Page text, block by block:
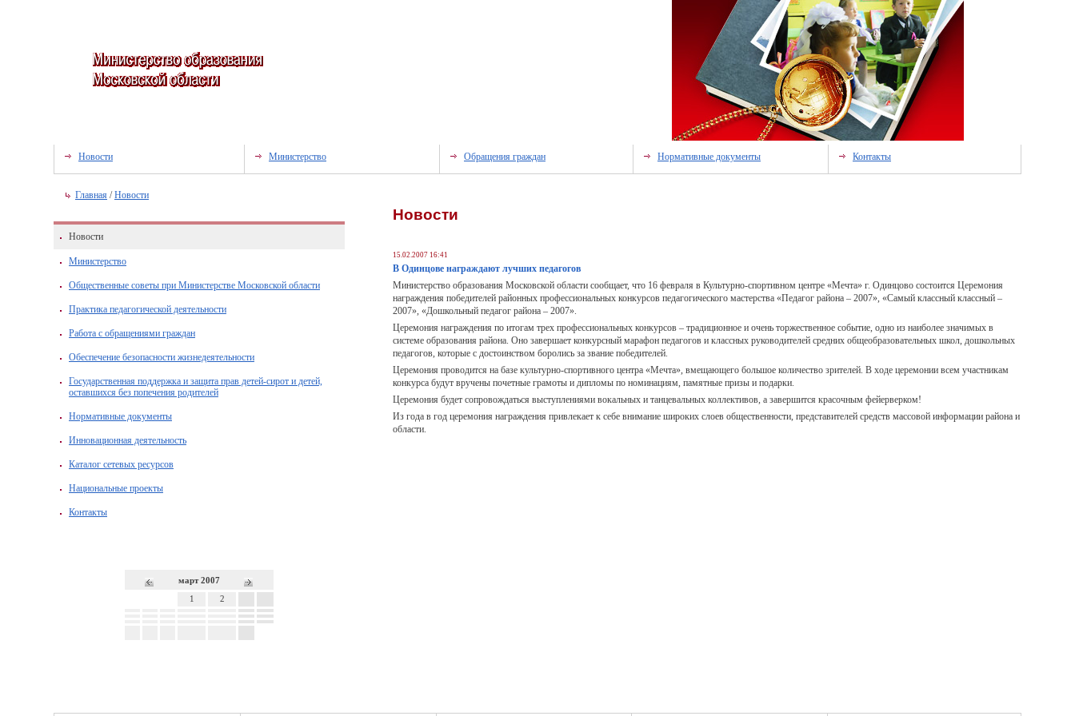
Новости Министерство Обращения граждан Нормативные документы Контакты
Главная /Новости
Новости
Министерство
Общественные советы при Министерстве Московской области
Практика педагогической деятельности
Работа с обращениями граждан
Обеспечение безопасности жизнедеятельности
Государственная поддержка и защита прав детей-сирот и детей,
оставшихся без попечения родителей
Нормативные документы
Инновационная деятельность
Каталог сетевых ресурсов
Национальные проекты
Контакты
март 2007
1 2
Новости
15.02.2007 16:41
В Одинцове награждают лучших педагогов
Министерство образования Московской области сообщает, что 16 февраля в Культурно-спортивном центре «Мечта» г. Одинцово состоится Церемония
награждения победителей районных профессиональных конкурсов педагогического мастерства «Педагог района – 2007», «Самый классный классный –
2007», «Дошкольный педагог района – 2007».
Церемония награждения по итогам трех профессиональных конкурсов – традиционное и очень торжественное событие, одно из наиболее значимых в
системе образования района. Оно завершает конкурсный марафон педагогов и классных руководителей средних общеобразовательных школ, дошкольных
педагогов, которые с достоинством боролись за звание победителей.
Церемония проводится на базе культурно-спортивного центра «Мечта», вмещающего большое количество зрителей. В ходе церемонии всем участникам
конкурса будут вручены почетные грамоты и дипломы по номинациям, памятные призы и подарки.
Церемония будет сопровождаться выступлениями вокальных и танцевальных коллективов, а завершится красочным фейерверком!
Из года в год церемония награждения привлекает к себе внимание широких слоев общественности, представителей средств массовой информации района и
области.